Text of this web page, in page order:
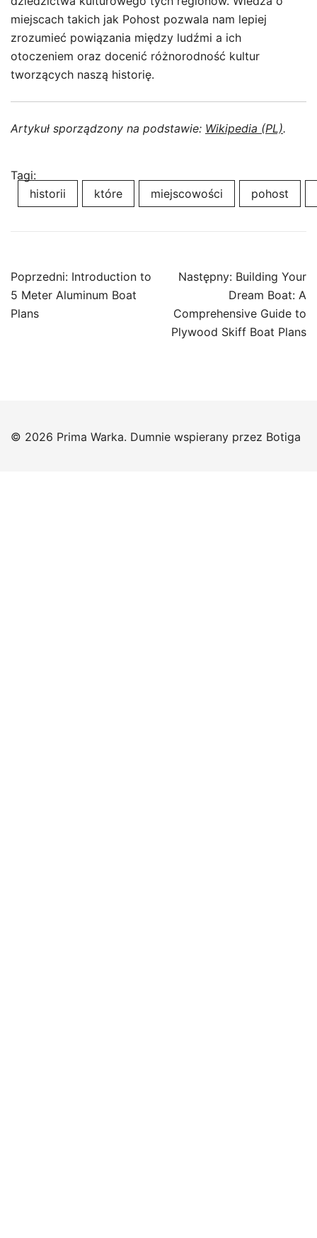
miejscach takich jak Pohost pozwala nam lepiej
zrozumieć powiązania między ludźmi a ich
otoczeniem oraz docenić różnorodność kultur
tworzących naszą historię.
Artykuł sporządzony na podstawie: Wikipedia (PL).
Tagi:
historii
które miejscowości pohost
Nawigacja
wpisu
Poprzedni: Introduction to
5 Meter Aluminum Boat
Plans
Następny: Building Your
Dream Boat: A
Comprehensive Guide to
Plywood Skiff Boat Plans
© 2026 Prima Warka. Dumnie wspierany przez Botiga